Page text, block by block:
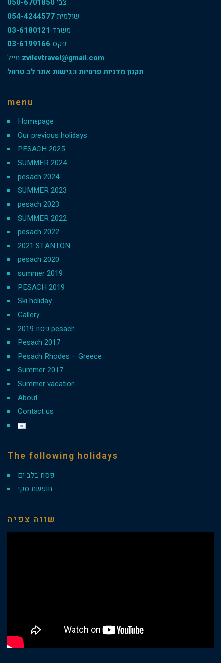
צבי 050-6701850
שולמית054-4244577
משרד 03-6180121
פקס 03-6199166
zvilevtravel@gmail.com
תקנון מדניות פרטיות ונגישות אתר לב טרוול
menu
Homepage
Our previous holidays
PESACH 2025
SUMMER 2024
pesach 2024
SUMMER 2023
pesach 2023
SUMMER 2022
pesach 2022
2021 ST.ANTON
pesach 2020
summer 2019
PESACH 2019
Ski holiday
Gallery
פסח 2019 pesach
Pesach 2017
Pesach Rhodes – Greece
Summer 2017
Summer vacation
About
Contact us
The following holidays
פסח בלב ים
חופשת סקי
שווה צפיה